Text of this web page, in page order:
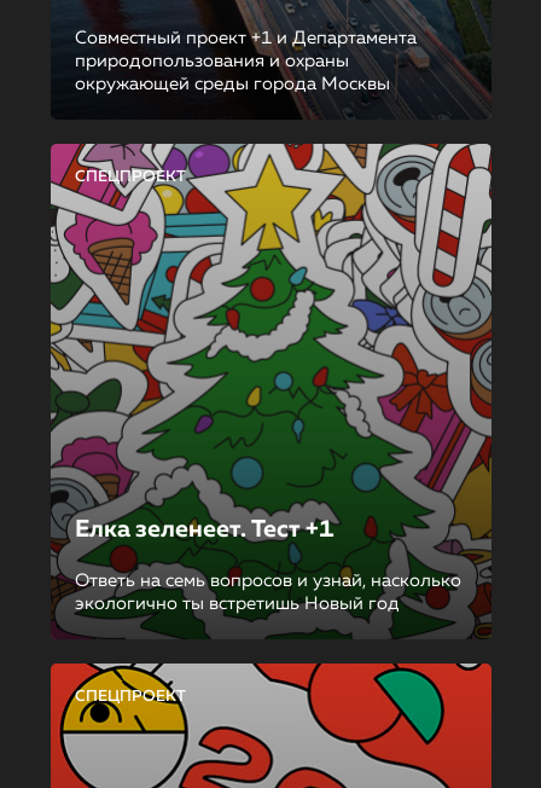
Совместный проект +1 и Департамента
природопользования и охраны
окружающей среды города Москвы
СПЕЦПРОЕКТ
Елка зеленеет. Тест +1
Ответь на семь вопросов и узнай, насколько
экологично ты встретишь Новый год
СПЕЦПРОЕКТ